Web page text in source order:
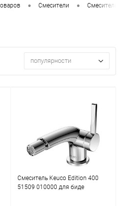
• Смесители • Смесители
популярности
Смеситель Keuco Edition 400
51509 010000 для биде